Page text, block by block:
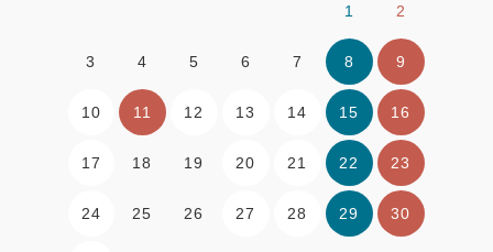
1 2
3 4 5 6 7 8 9
10 11 12 13 14 15 16
17 18 19 20 21 22 23
24 25 26 27 28 29 30